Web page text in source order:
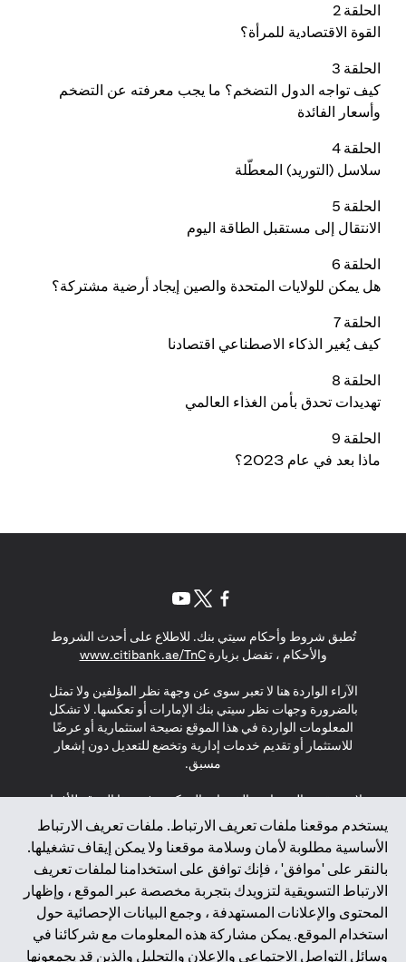
الحلقة 2
القوة الاقتصادية للمرأة؟
الحلقة 3
كيف تواجه الدول التضخم؟ ما يجب معرفته عن التضخم
وأسعار الفائدة
الحلقة 4
سلاسل (التوريد) المعطّلة
الحلقة 5
الانتقال إلى مستقبل الطاقة اليوم
الحلقة 6
هل يمكن للولايات المتحدة والصين إيجاد أرضية مشتركة؟
الحلقة 7
كيف يُغير الذكاء الاصطناعي اقتصادنا
الحلقة 8
تهديدات تحدق بأمن الغذاء العالمي
الحلقة 9
ماذا بعد في عام 2023؟
يستخدم موقعنا ملفات تعريف الارتباط. ملفات تعريف الارتباط
الأساسية مطلوبة لأمان وسلامة موقعنا ولا يمكن إيقاف تشغيلها.
بالنقر على 'موافق' ، فإنك توافق على استخدامنا لملفات تعريف
الارتباط التسويقية لتزويدك بتجربة مخصصة عبر الموقع ، وإظهار
المحتوى والإعلانات المستهدفة ، وجمع البيانات الإحصائية حول
استخدام الموقع. يمكن مشاركة هذه المعلومات مع شركائنا في
وسائل التواصل الاجتماعي والإعلان والتحليل والذين قد يجمعونها
تُطبق شروط وأحكام سيتي بنك. للاطلاع على أحدث الشروط
والأحكام ، تفضل بزيارةwww.citibank.ae/TnC
(opens in a new tab)
الآراء الواردة هنا لا تعبر سوى عن وجهة نظر المؤلفين ولا تمثل
بالضرورة وجهات نظر سيتي بنك الإمارات أو تعكسها. لا تشكل
المعلومات الواردة في هذا الموقع نصيحة استثمارية أو عرضًا
للاستثمار أو تقديم خدمات إدارية وتخضع للتعديل دون إشعار
مسبق.
لا يتم تقديم المنتجات والخدمات المذكورة في هذا الموقع للأفراد
المقيمين في الاتحاد الأوروبي أو المنطقة الاقتصادية الأوروبية أو
سويسرا أو غيرنسي أو جيرسي أو موناكو أو سان مارينو أو
الفاتيكان أو جزيرة مان أو المملكة المتحدة أو خصوصية البيانات
(لائحة حماية البيانات العامة \ قانون حماية البيانات الشخصية
العامة \ قانون خصوصية نيوزيلندا). المحتوى الموجود في هذه
الصفحة ليس ولا ينبغي تفسيره على أنه عرض أو دعوة أو دعوة
لشراء أو بيع أي من المنتجات والخدمات المذكورة هنا لمثل هؤلاء
الأفراد.